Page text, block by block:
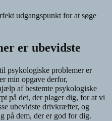
udgangspunkt for at søge
er ubevidste
psykologiske problemer er
min opgave derfor,
af bestemte psykologiske
på det, der plager dig, for at vi
ubevidste drivkræfter, og
på dem, der er god for dig.